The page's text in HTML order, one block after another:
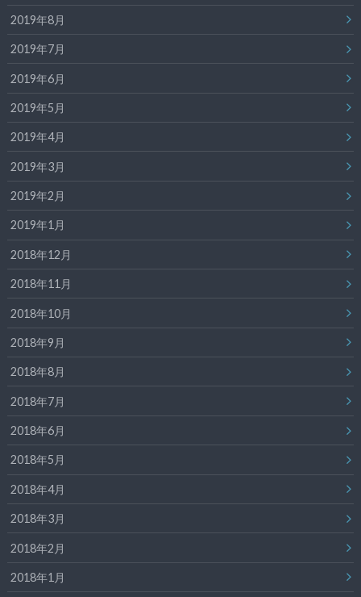
2019年8月
2019年7月
2019年6月
2019年5月
2019年4月
2019年3月
2019年2月
2019年1月
2018年12月
2018年11月
2018年10月
2018年9月
2018年8月
2018年7月
2018年6月
2018年5月
2018年4月
2018年3月
2018年2月
2018年1月